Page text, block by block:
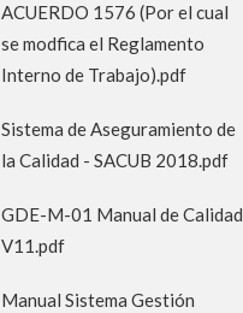
ACUERDO 1576 (Por el cual
se modfica el Reglamento
Interno de Trabajo).pdf
Sistema de Aseguramiento de
la Calidad - SACUB 2018.pdf
GDE-M-01 Manual de Calidad
V11.pdf
Manual Sistema Gestión